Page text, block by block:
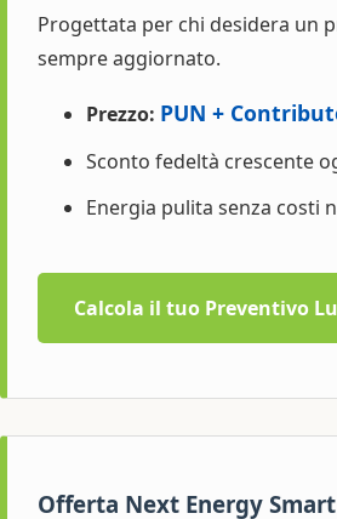
Progettata per chi desidera un
sempre aggiornato.
Prezzo: PUN +
Sconto fedeltà crescente
Energia pulita senza costi
Calcola il tuo Preventivo
Offerta Next Energy Smart